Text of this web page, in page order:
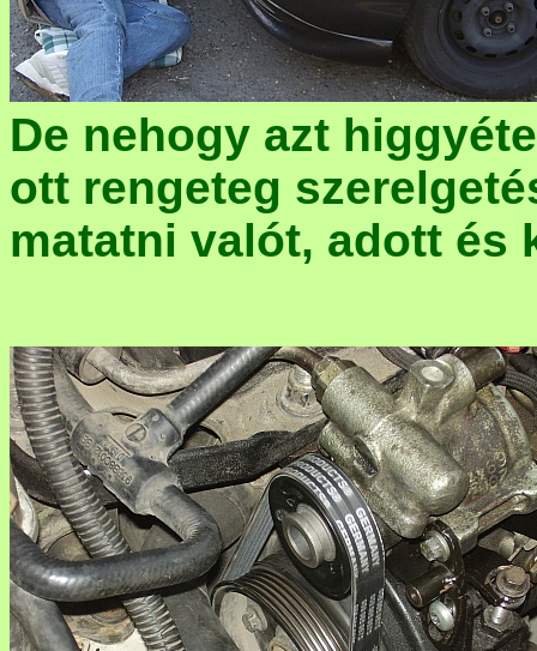
De nehogy azt
ott rengeteg
matatni valót, adott és